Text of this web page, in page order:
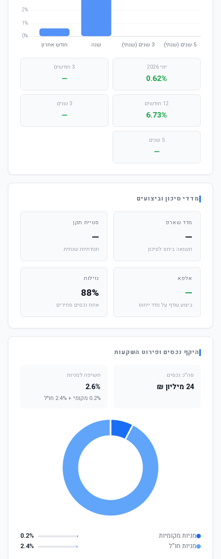
יוני 2026
0.62%
3 חודשים
—
12 חודשים
6.73%
3 שנים
—
5 שנים
—
מדדי סיכון וביצועים
מדד שארפ
—
תשואה ביחס לסיכון
סטיית תקן
—
תנודתיות שנתית
אלפא
—
ביצוע עודף על מדד ייחוס
נזילות
88%
אחוז נכסים סחירים
היקף נכסים ופירוט השקעות
סה"כ נכסים
24 מיליון ₪
חשיפה למניות
2.6%
0.2% מקומי + 2.4% חו"ל
מניות מקומיות
0.2%
מניות חו"ל
2.4%